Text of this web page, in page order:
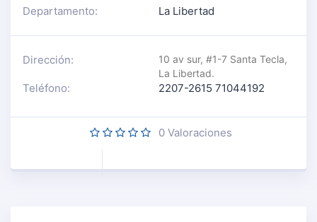
Departamento:
La Libertad
Dirección:
10 av sur, #1-7 Santa Tecla,
La Libertad.
Teléfono: 2207-2615 71044192
0 Valoraciones